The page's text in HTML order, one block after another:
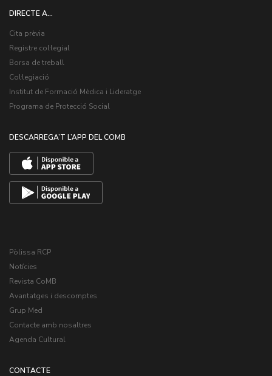
DIRECTE A...
Cita prèvia
Registre col·legial
Borsa de treball
Col·legiació
Institut de Formació Mèdica i Lideratge
Programa de Protecció Social
DESCARREGA’T L’APP DEL COMB
Pòlissa RCP
Notícies
Revista CoMB
Avantatges i descomptes
Grup Med
Contacte amb nosaltres
Agenda Cultural
CONTACTE